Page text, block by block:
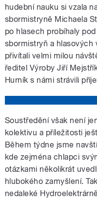
hudební nauku si vzala
sbormistryně Michaela
po hlasech probíhaly
sbormistryň a hlasových
přivítali velmi milou
ředitel Výroby Jiří
Hurník s námi strávili
Soustředění však není
kolektivu a příležitosti
Během týdne jsme
kde zejména chlapci
otázkami několikrát
hlubokého zamyšlení.
nedaleké